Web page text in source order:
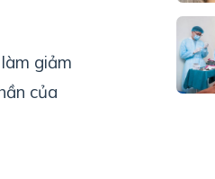
giảm
của